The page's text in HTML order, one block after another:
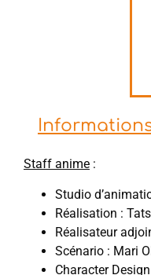
Staff anime :
Studio
Réalisation :
Réalisateur
Scénario : Mari
Character